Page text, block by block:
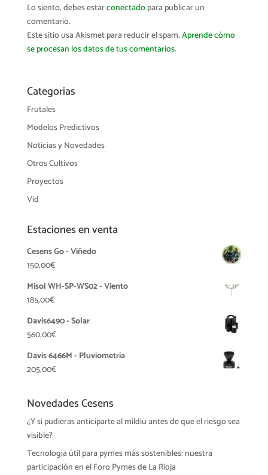
Lo siento, debes estarconectadopara publicar un
comentario.
Este sitio usa Akismet para reducir el spam.Aprende cómo
se procesan los datos de tus comentarios.
Categorias
Frutales
Modelos Predictivos
Noticias y Novedades
Otros Cultivos
Proyectos
Vid
Estaciones en venta
Cesens Go - Viñedo
150,00€
Misol WH-SP-WS02 - Viento
185,00€
Davis6490 - Solar
560,00€
Davis 6466M - Pluviometría
205,00€
Novedades Cesens
¿Y si pudieras anticiparte al mildiu antes de que el riesgo sea
visible?
Tecnología útil para pymes más sostenibles: nuestra
participación en el Foro Pymes de La Rioja